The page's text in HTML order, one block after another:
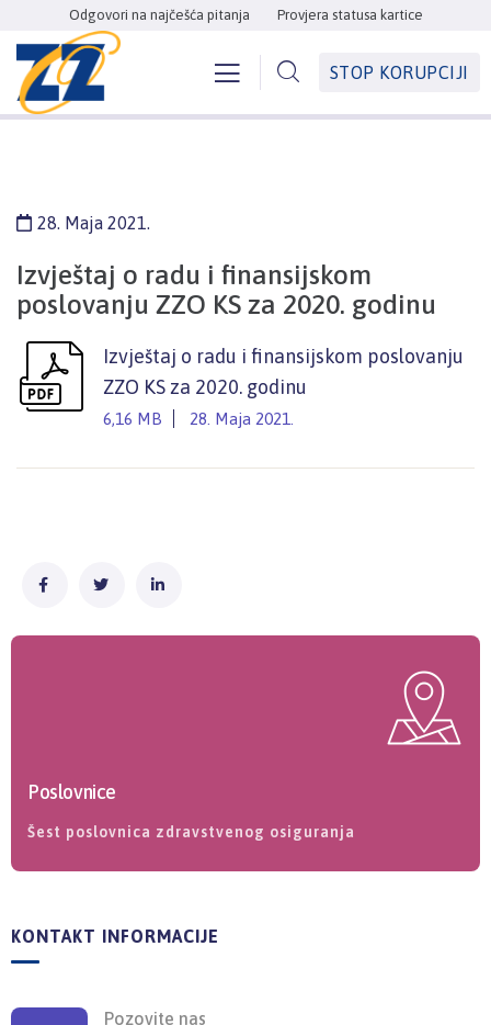
Odgovori na najčešća pitanja Provjera statusa kartice
STOP KORUPCIJI
28. Maja 2021.
Izvještaj o radu i finansijskom
poslovanju ZZO KS za 2020. godinu
Izvještaj o radu i finansijskom poslovanju
ZZO KS za 2020. godinu
6,16 MB 28. Maja 2021.
Poslovnice
Šest poslovnica zdravstvenog osiguranja
KONTAKT INFORMACIJE
Pozovite nas